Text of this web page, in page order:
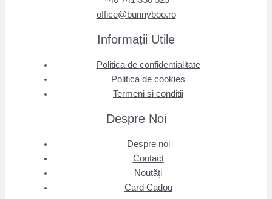
office@bunnyboo.ro
Informații Utile
Politica de confidentialitate
Politica de cookies
Termeni si conditii
Despre Noi
Despre noi
Contact
Noutăți
Card Cadou